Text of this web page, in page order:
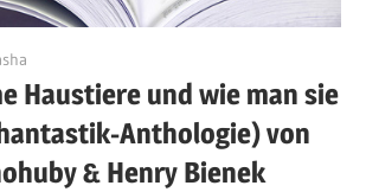
Haustiere und wie man sie
Anthologie) von
& Henry Bienek